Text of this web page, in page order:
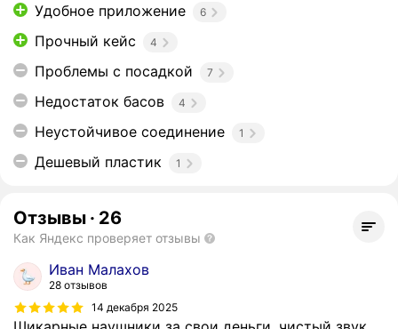
Удобное приложение 6
Прочный кейс 4
Проблемы с посадкой 7
Недостаток басов 4
Неустойчивое соединение 1
Дешевый пластик 1
Отзывы · 26
Как Яндекс проверяет отзывы
Иван Малахов
28 отзывов
14 декабря 2025